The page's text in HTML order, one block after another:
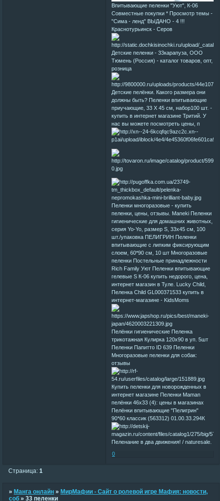
Впитывающие пеленки "Уют", К-06
Совместные покупки * Просмотр темы -
"Сима - ленд" ВЫДАНО - 4 !!!
Краснотурьинск - Серов
Детские пеленки - 33карапуза, ООО
Тюмень (Россия) - каталог товаров, опт,
розница
Детские пелёнки. Какого размера они
должны быть? Пеленки впитывающие
приучающие, 33 Х 45 см, набор100 шт. -
купить в интернет магазине Тритий. У
нас вы можете посмотреть цены, п
Пеленки многоразовые - купить
пеленки, цены, отзывы. Maneki Пеленки
гигиенические для домашних животных,
серия Yo-Yo, размер S, 33х45 см, 100
шт./упаковка ПЕЛИГРИН Пеленки
впитывающие с липким фиксирующим
слоем, 60*90 см, 10 шт Многоразовые
пеленки Постельные принадлежности
Rich Family Уют Пеленки впитывающие
гелевые S К-06 купить недорого, цена,
интернет магазин в Туле. Lucky Child,
Пеленка Child GL000371533 купить в
интернет-магазине - KidsMoms
Пелёнки гигиенические Пеленка
трикотажная Кулирка 120х90 в уп. 5шт
Пеленки Папитто ID 639 Пеленки
Многоразовые пеленки для собак:
отзывы
Купить пеленки для новорожденных в
интернет магазине Пеленки Maman
пелёнки 46x33 (4): цены в магазинах
Пелёнки впитывающие "Пелигрин"
90*60 классик (563312) 01.00.33.294К
Пеленание в два движения! / naturesale.
0
Страница:1
» Манга онлайн » МирМафии - Сайт о ролевой игре Мафия: новости,
соб »33 пеленки